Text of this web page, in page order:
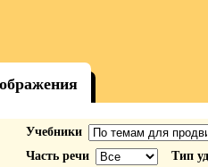
Учебники
Часть речи
Тип